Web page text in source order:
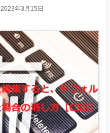
2023年3月15日